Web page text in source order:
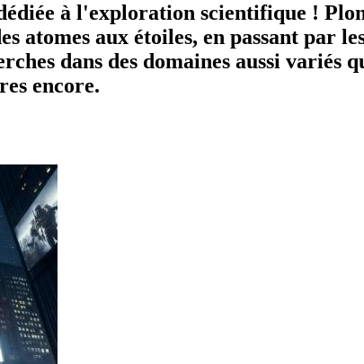
à l'exploration scientifique !
atomes aux étoiles, en passant par
dans des domaines aussi
encore.